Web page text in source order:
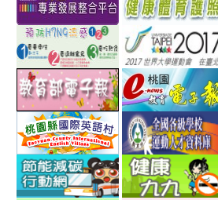
to
http://
to
https://
link
to
http://
flu/catalog.php?
MainCatalogID=2
link
to
http://epaper.edu.tw/
link
to
http://ev.tyc.edu.tw/
link
to